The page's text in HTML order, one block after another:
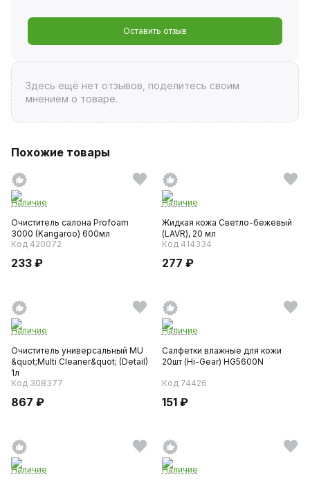
Оставить отзыв
Здесь ещё нет отзывов, поделитесь своим
мнением о товаре.
Похожие товары
Наличие
Очиститель салона Profoam
3000 (Kangaroo) 600мл
Код 420072
233 ₽
Наличие
Жидкая кожа Светло-бежевый
(LAVR), 20 мл
Код 414334
277 ₽
Наличие
Очиститель универсальный MU
&quot;Multi Cleaner&quot; (Detail)
1л
Код 308377
867 ₽
Наличие
Салфетки влажные для кожи
20шт (Hi-Gear) HG5600N
Код 74426
151 ₽
Наличие
Наличие